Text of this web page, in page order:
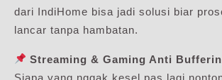
dari IndiHome bisa jadi solusi biar
lancar tanpa hambatan.
Streaming & Gaming Anti
Siapa yang nggak kesel pas lagi